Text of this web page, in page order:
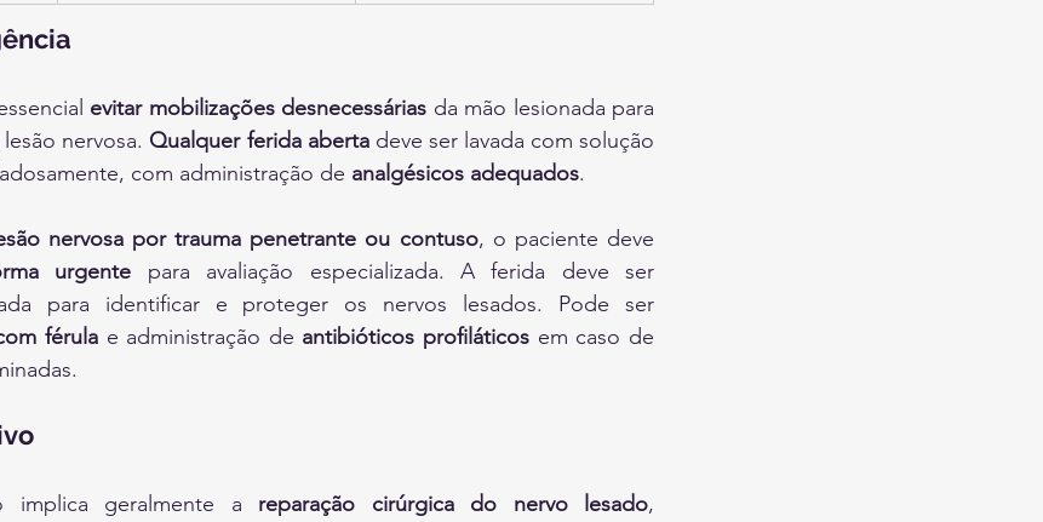
evitar mobilizações desnecessárias da mão lesionada para
nervosa. Qualquer ferida aberta deve ser lavada com solução
com administração de analgésicos adequados.
nervosa por trauma penetrante ou contuso, o paciente deve
urgente para avaliação especializada. A ferida deve ser
para identificar e proteger os nervos lesados. Pode ser
férula e administração de antibióticos profiláticos em caso de
implica geralmente a reparação cirúrgica do nervo lesado,